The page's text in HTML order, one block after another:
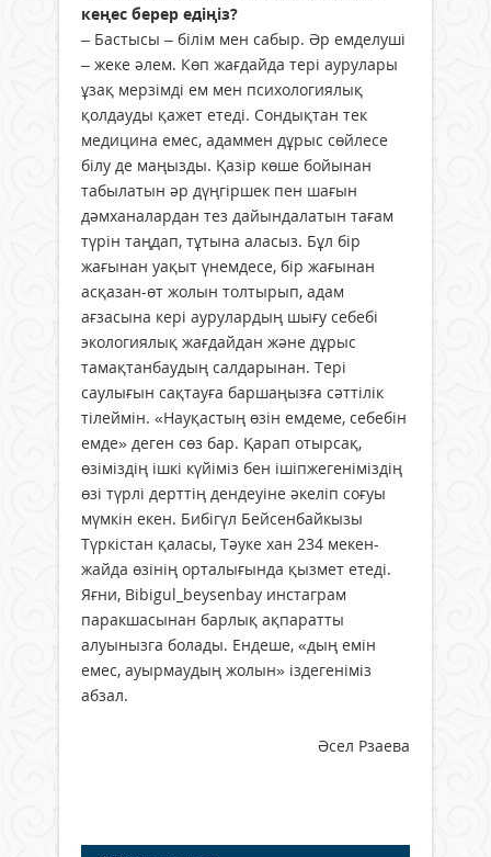
кеңес берер едіңіз?
– Бастысы – білім мен сабыр. Әр емделуші
– жеке әлем. Көп жағдайда тері аурулары
ұзақ мерзімді ем мен психологиялық
қолдауды қажет етеді. Сондықтан тек
медицина емес, адаммен дұрыс сөйлесе
білу де маңызды. Қазір көше бойынан
табылатын әр дүңгіршек пен шағын
дәмханалардан тез дайындалатын тағам
түрін таңдап, тұтына аласыз. Бұл бір
жағынан уақыт үнемдесе, бір жағынан
асқазан-өт жолын толтырып, адам
ағзасына кері аурулардың шығу себебі
экологиялық жағдайдан және дұрыс
тамақтанбаудың салдарынан. Тері
саулығын сақтауға баршаңызға сәттілік
тілеймін. «Науқастың өзін емдеме, себебін
емде» деген сөз бар. Қарап отырсақ,
өзіміздің ішкі күйіміз бен ішіпжегеніміздің
өзі түрлі дерттің дендеуіне әкеліп соғуы
мүмкін екен. Бибiгүл Бейсенбайкызы
Түркістан қаласы, Тәуке хан 234 мекен-
жайда өзінің орталығында қызмет етеді.
Яғни, Bibigul_beysenbay инстаграм
паракшасынан барлық ақпаратты
алуынызга болады. Ендеше, «дың емін
емес, ауырмаудың жолын» іздегеніміз
абзал.
Әсел Рзаева